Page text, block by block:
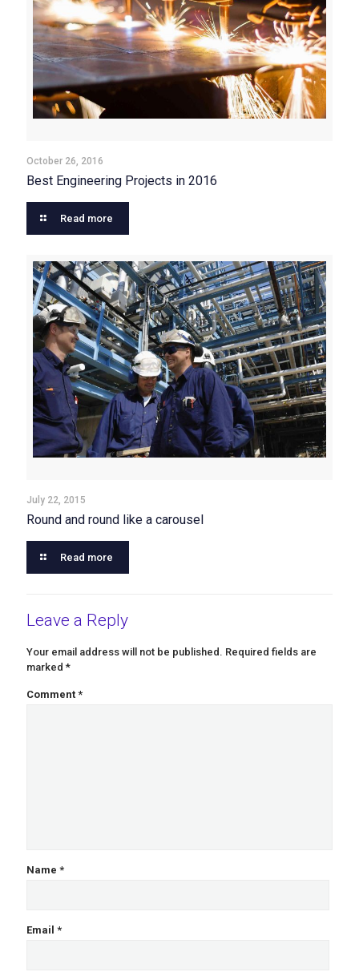
October 26, 2016
Best Engineering Projects in 2016
Read more
July 22, 2015
Round and round like a carousel
Read more
Leave a Reply
Your email address will not be published. Required fields are
marked *
Comment *
Name *
Email *